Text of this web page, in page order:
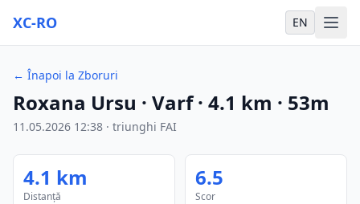
XC-RO EN
← Înapoi la Zboruri
Roxana Ursu · Varf· 4.1 km · 53m
11.05.2026 12:38 · triunghi FAI
4.1 km
Distanță
6.5
Scor